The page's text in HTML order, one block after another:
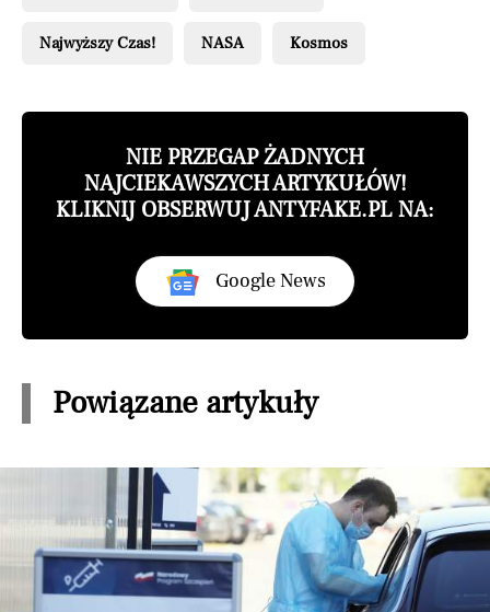
Najwyższy Czas! NASA Kosmos
NIE PRZEGAP ŻADNYCH
NAJCIEKAWSZYCH ARTYKUŁÓW!
KLIKNIJ OBSERWUJ ANTYFAKE.PL NA:
Google News
Powiązane artykuły